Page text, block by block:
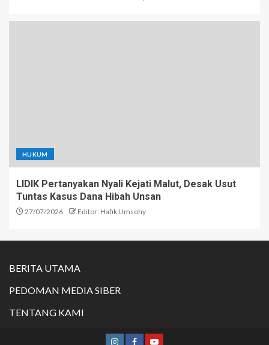
HUKUM
LIDIK Pertanyakan Nyali Kejati Malut, Desak Usut
Tuntas Kasus Dana Hibah Unsan
27/07/2026 Editor: Hafik Umsohy
BERITA UTAMA
PEDOMAN MEDIA SIBER
TENTANG KAMI